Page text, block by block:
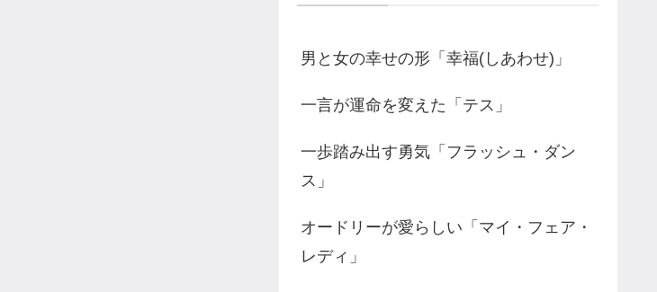
男と女の幸せの形「幸福(しあわせ)」
一言が運命を変えた「テス」
一歩踏み出す勇気「フラッシュ・ダン
ス」
オードリーが愛らしい「マイ・フェア・
レディ」